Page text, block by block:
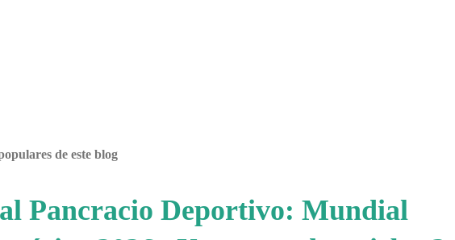
de este blog
Pancracio Deportivo: Mundial